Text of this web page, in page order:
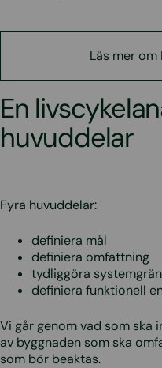
Läs mer
En
huvuddelar
Fyra huvuddelar:
definiera mål
definiera omfattning
tydliggöra
definiera funktionell
Vi går genom vad som ska
av byggnaden som ska
som bör beaktas.